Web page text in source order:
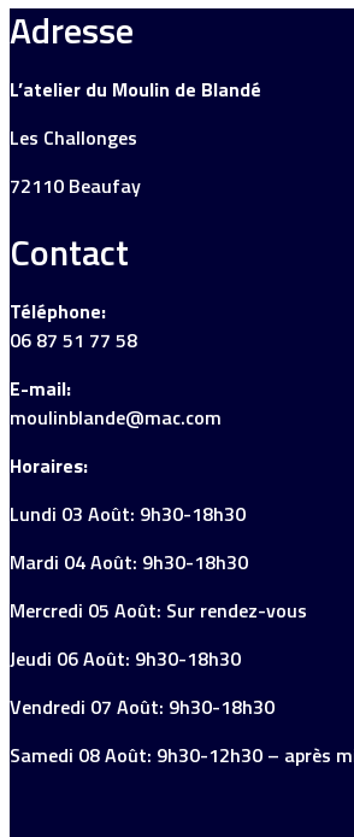
Adresse
L’atelier du Moulin de Blandé
Les Challonges
72110 Beaufay
Contact
Téléphone:
06 87 51 77 58
E-mail:
moulinblande@mac.com
Horaires:
Lundi 03 Août: 9h30-18h30
Mardi 04 Août: 9h30-18h30
Mercredi 05 Août: Sur rendez-vous
Jeudi 06 Août: 9h30-18h30
Vendredi 07 Août: 9h30-18h30
Samedi 08 Août: 9h30-12h30 – après